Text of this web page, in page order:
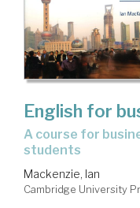
English for
a course for business studies and economics
students
Mackenzie, Ian
Cambridge University